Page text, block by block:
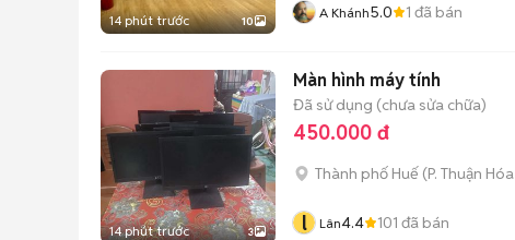
14 phút trước 10 A Khánh5.0 1 đã bán
14 phút trước 3
Màn hình máy tính
Đã sử dụng (chưa sửa chữa)
450.000 đ
Thành phố Huế (P. Thuận Hóa
l Lân4.4 101 đã bán